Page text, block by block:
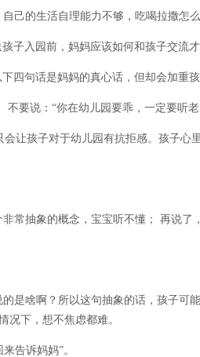
自己的生活自理能力不够，吃喝拉撒怎
孩子入园前，妈妈应该如何和孩子交流
下四句话是妈妈的真心话，但却会加重孩
不要说：“你在幼儿园要乖，一定要听老
让孩子对于幼儿园有抗拒感。孩子心
常抽象的概念，宝宝听不懂； 再说了
是啥啊？所以这句抽象的话，孩子可
况下，想不焦虑都难。
告诉妈妈”。